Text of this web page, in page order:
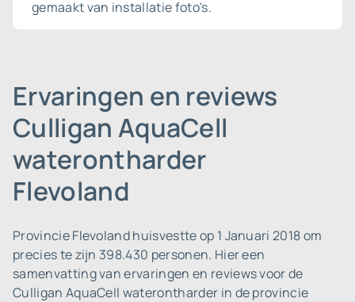
gemaakt van installatie foto's.
Ervaringen en reviews
Culligan AquaCell
waterontharder
Flevoland
Provincie Flevoland huisvestte op 1 Januari 2018 om
precies te zijn 398.430 personen. Hier een
samenvatting van ervaringen en reviews voor de
Culligan AquaCell waterontharder in de provincie